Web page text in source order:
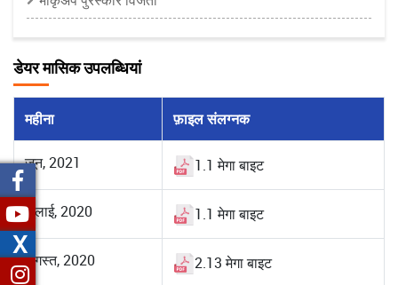
डेयर मासिक उपलब्धियां
महीना फ़ाइल संलग्नक
जून, 2021 1.1 मेगा बाइट
जुलाई, 2020 1.1 मेगा बाइट
अगस्त, 2020 2.13 मेगा बाइट
X